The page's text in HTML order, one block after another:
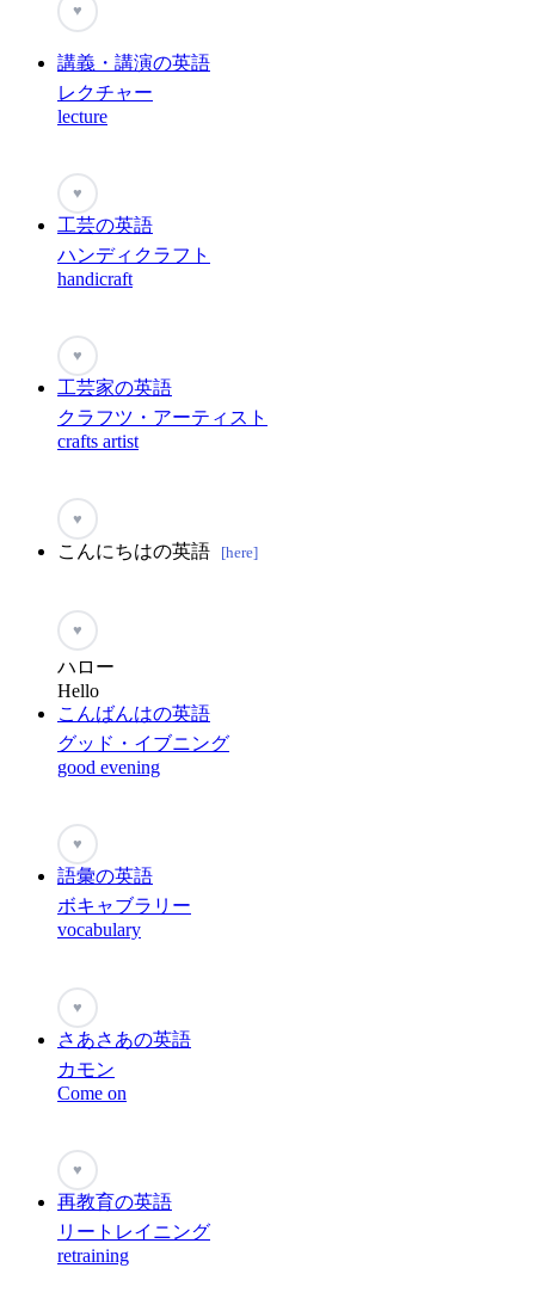
♥
講義・講演の英語
レクチャー
lecture
♥
工芸の英語
ハンディクラフト
handicraft
♥
工芸家の英語
クラフツ・アーティスト
crafts artist
♥
こんにちはの英語 [here]
♥
ハロー
Hello
こんばんはの英語
グッド・イブニング
good evening
♥
語彙の英語
ボキャブラリー
vocabulary
♥
さあさあの英語
カモン
Come on
♥
再教育の英語
リートレイニング
retraining